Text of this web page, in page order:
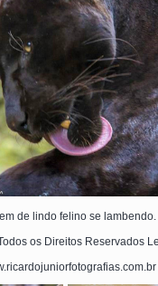
de lindo felino se lambendo.
os Direitos Reservados